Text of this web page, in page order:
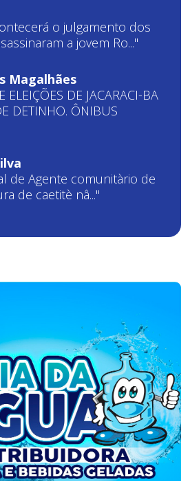
o julgamento dos
a jovem Ro..."
Magalhães
DE JACARACI-BA
DETINHO. ÔNIBUS
de Agente comunitàrio de
de caetitè nâ..."